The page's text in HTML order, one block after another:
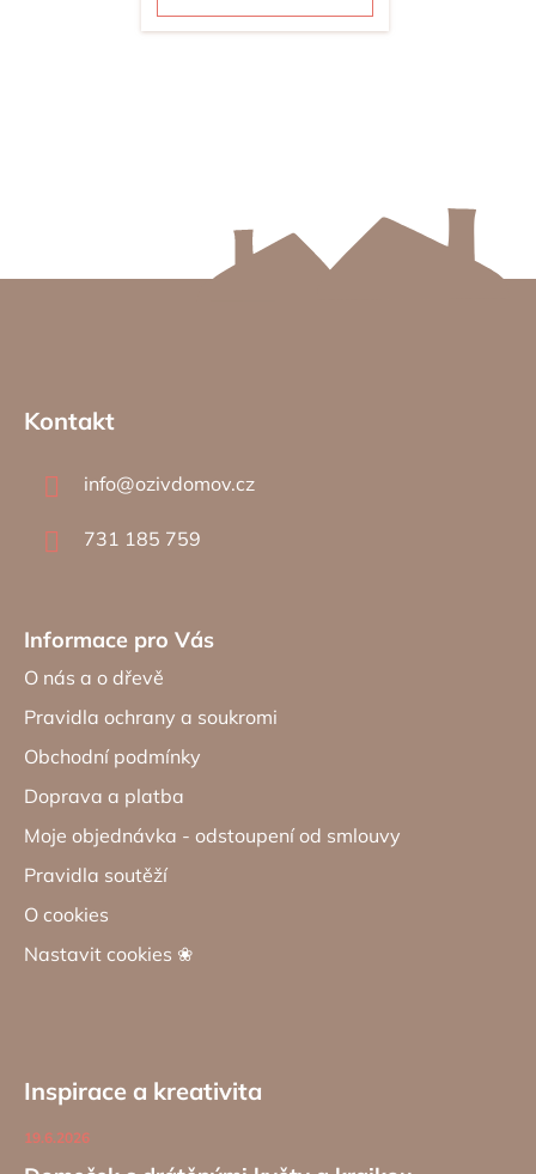
Kontakt
info@ozivdomov.cz
731 185 759
Informace pro Vás
O nás a o dřevě
Pravidla ochrany a soukromi
Obchodní podmínky
Doprava a platba
Moje objednávka - odstoupení od smlouvy
Pravidla soutěží
O cookies
Nastavit cookies ❀
Inspirace a kreativita
19.6.2026